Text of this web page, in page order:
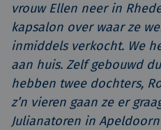
vrouw Ellen neer in
kapsalon over waar ze
inmiddels verkocht. We
aan huis. Zelf gebouwd
hebben twee dochters,
z’n vieren gaan ze er
Julianatoren in